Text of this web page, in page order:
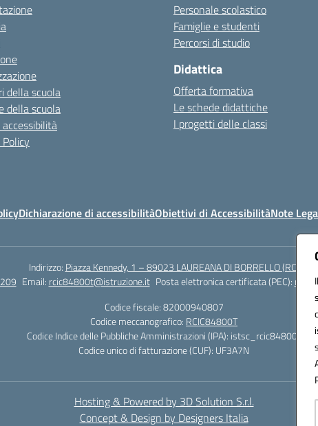
della scuola
della scuola
Personale scolastico
Famiglie e studenti
Percorsi di studio
Didattica
Offerta formativa
Le schede didattiche
I progetti delle classi
Dichiarazione di accessibilitàObiettivi di AccessibilitàNote
Indirizzo: Piazza Kennedy, 1 – 89023 LAUREANA DI BORRELLO (RC)
Email: rcic84800t@istruzione.it Posta elettronica certificata (PEC):
Codice fiscale: 82000940807
Codice meccanografico: RCIC84800T
Codice Indice delle Pubbliche Amministrazioni (IPA): istsc_rcic84800t
Codice unico di fatturazione (CUF): UF3A7N
Hosting & Powered by 3D Solution S.r.l.
Concept & Design by Designers Italia